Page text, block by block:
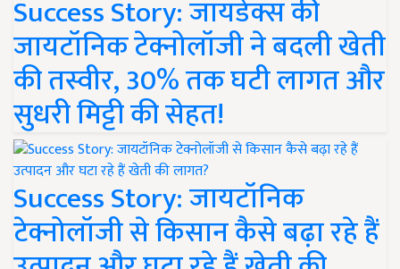
Success Story: जायडेक्स की
जायटॉनिक टेक्नोलॉजी ने बदली खेती
की तस्वीर, 30% तक घटी लागत और
सुधरी मिट्टी की सेहत!
Success Story: जायटॉनिक
टेक्नोलॉजी से किसान कैसे बढ़ा रहे हैं